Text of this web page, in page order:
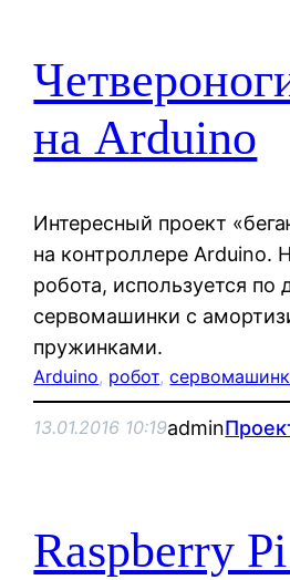
на Arduino
Интересный проект
на контроллере Arduino.
робота, используется по
сервомашинки с
пружинками.
Arduino, робот,
13.01.2016 10:19admin
Raspberry